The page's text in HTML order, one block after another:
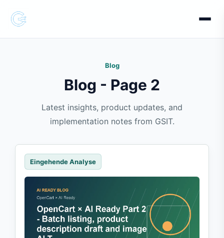
Blog
Blog - Page 2
Latest insights, product updates, and
implementation notes from GSIT.
Eingehende Analyse